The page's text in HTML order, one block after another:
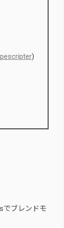
)
でブレンドモ